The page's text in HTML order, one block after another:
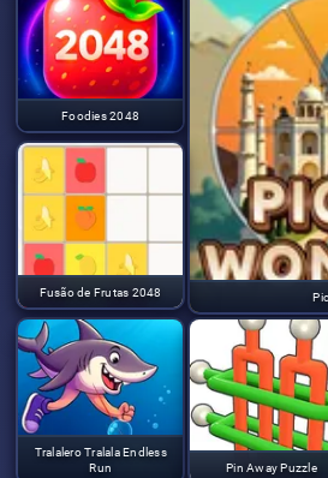
Foodies 2048
Fusão de Frutas 2048
Tralalero Tralala Endless
Run
Pin Away Puzzle